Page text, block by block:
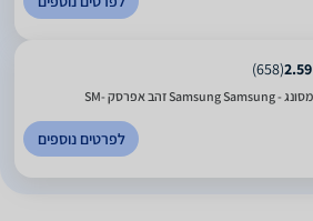
2.59
(
658
)
שעון ספורט חכם Galaxy Fit3 סמסונג - Samsung Samsung זהב אפרסק SM-
לפרטים נוספים